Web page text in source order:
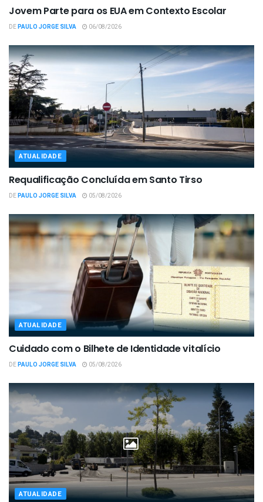
Jovem Parte para os EUA em Contexto Escolar
DEPAULO JORGE SILVA 06/08/2026
ATUALIDADE
Requalificação Concluída em Santo Tirso
DEPAULO JORGE SILVA 05/08/2026
ATUALIDADE
Cuidado com o Bilhete de Identidade vitalício
DEPAULO JORGE SILVA 05/08/2026
ATUALIDADE